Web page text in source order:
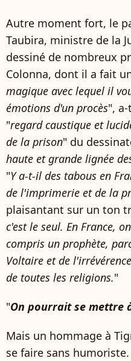
Autre moment fort, le
Taubira, ministre de la
dessiné de nombreux
Colonna, dont il a fait
magique avec lequel il
émotions d'un procès",
"regard caustique et
de la prison" du
haute et grande lignée
"Y a-t-il des tabous en
de l'imprimerie et de la
plaisantant sur un ton
c'est le seul. En France,
compris un prophète,
Voltaire et de
de toutes les religions."
"On pourrait se mettre
Mais un hommage à
se faire sans